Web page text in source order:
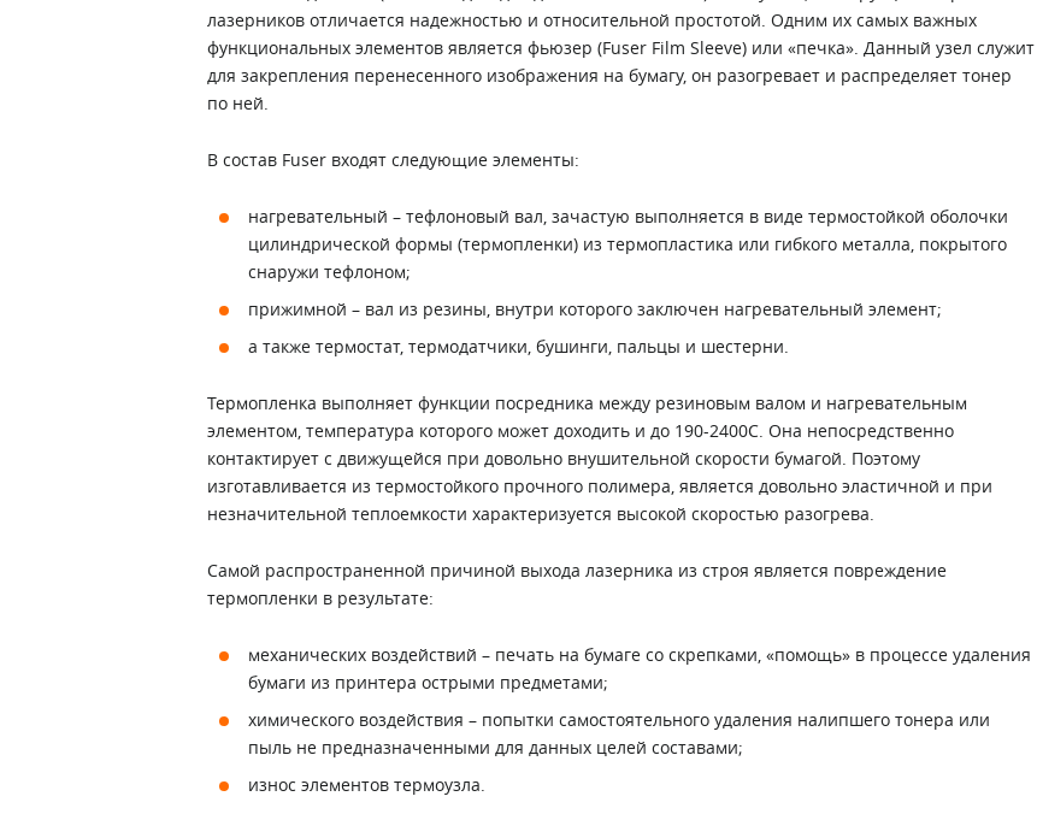
лазерников отличается надежностью и относительной простотой. Одним их самых важных
функциональных элементов является фьюзер (Fuser Film Sleeve) или «печка». Данный узел служит
для закрепления перенесенного изображения на бумагу, он разогревает и распределяет тонер
по ней.
В состав Fuser входят следующие элементы:
нагревательный – тефлоновый вал, зачастую выполняется в виде термостойкой оболочки
цилиндрической формы (термопленки) из термопластика или гибкого металла, покрытого
снаружи тефлоном;
прижимной – вал из резины, внутри которого заключен нагревательный элемент;
а также термостат, термодатчики, бушинги, пальцы и шестерни.
Термопленка выполняет функции посредника между резиновым валом и нагревательным
элементом, температура которого может доходить и до 190-2400С. Она непосредственно
контактирует с движущейся при довольно внушительной скорости бумагой. Поэтому
изготавливается из термостойкого прочного полимера, является довольно эластичной и при
незначительной теплоемкости характеризуется высокой скоростью разогрева.
Самой распространенной причиной выхода лазерника из строя является повреждение
термопленки в результате:
механических воздействий – печать на бумаге со скрепками, «помощь» в процессе удаления
бумаги из принтера острыми предметами;
химического воздействия – попытки самостоятельного удаления налипшего тонера или
пыль не предназначенными для данных целей составами;
износ элементов термоузла.